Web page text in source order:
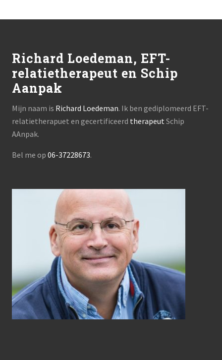
Richard Loedeman, EFT-
relatietherapeut en Schip
Aanpak
Mijn naam is Richard Loedeman. Ik ben gediplomeerd EFT-
relatietherapuet en gecertificeerd therapeut Schip
AAnpak.
Bel me op 06-37228673.